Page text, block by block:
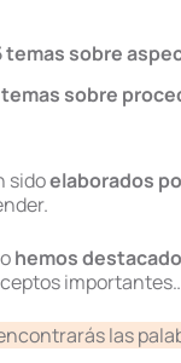
temas sobre
temas sobre
sidoelaborados
hemos
las